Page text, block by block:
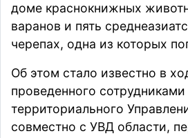
доме краснокнижных
варанов и пять
черепах, одна из которых
Об этом стало известно в
проведенного сотрудниками
территориального
совместно с УВД области,